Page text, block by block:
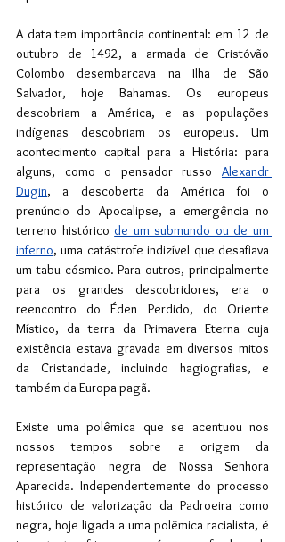
A data tem importância continental: em 12 de
outubro de 1492, a armada de Cristóvão
Colombo desembarcava na Ilha de São
Salvador, hoje Bahamas. Os europeus
descobriam a América, e as populações
indígenas descobriam os europeus. Um
acontecimento capital para a História: para
alguns, como o pensador russo Alexandr
Dugin, a descoberta da América foi o
prenúncio do Apocalipse, a emergência no
terreno histórico de um submundo ou de um
inferno, uma catástrofe indizível que desafiava
um tabu cósmico. Para outros, principalmente
para os grandes descobridores, era o
reencontro do Éden Perdido, do Oriente
Místico, da terra da Primavera Eterna cuja
existência estava gravada em diversos mitos
da Cristandade, incluindo hagiografias, e
também da Europa pagã.
Existe uma polêmica que se acentuou nos
nossos tempos sobre a origem da
representação negra de Nossa Senhora
Aparecida. Independentemente do processo
histórico de valorização da Padroeira como
negra, hoje ligada a uma polêmica racialista, é